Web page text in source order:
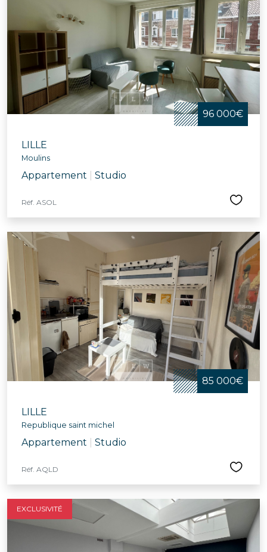
96 000€
LILLE
Moulins
Appartement Studio
Réf. ASOL
85 000€
LILLE
Republique saint michel
Appartement Studio
Réf. AQLD
EXCLUSIVITÉ